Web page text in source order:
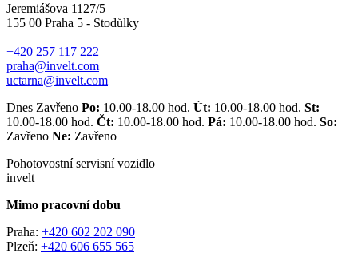
Jeremiášova 1127/5
155 00 Praha 5 - Stodůlky
+420 257 117 222
praha@invelt.com
uctarna@invelt.com
Dnes Zavřeno Po: 10.00-18.00 hod. Út: 10.00-18.00 hod. St:
10.00-18.00 hod. Čt: 10.00-18.00 hod. Pá: 10.00-18.00 hod. So:
Zavřeno Ne: Zavřeno
Pohotovostní servisní vozidlo
invelt
Mimo pracovní dobu
Praha: +420 602 202 090
Plzeň: +420 606 655 565